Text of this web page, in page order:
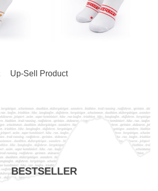
Up-Sell Product
BESTSELLER